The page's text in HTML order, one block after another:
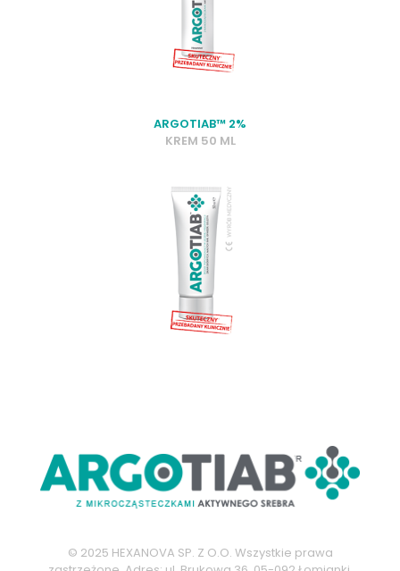
ARGOTIAB™ 2%
KREM 50 ML
© 2025 HEXANOVA SP. Z O.O. Wszystkie prawa